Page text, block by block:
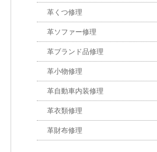
革くつ修理
革ソファー修理
革ブランド品修理
革小物修理
革自動車内装修理
革衣類修理
革財布修理